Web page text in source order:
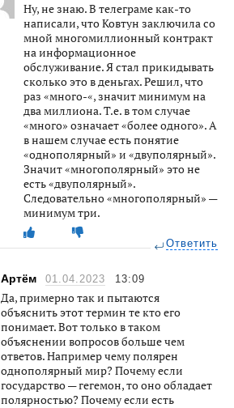
Ну, не знаю. В телеграме как-то
написали, что Ковтун заключила со
мной многомиллионный контракт
на информационное
обслуживание. Я стал прикидывать
сколько это в деньгах. Решил, что
раз «много-«, значит минимум на
два миллиона. Т.е. в том случае
«много» означает «более одного». А
в нашем случае есть понятие
«однополярный» и «двуполярный».
Значит «многополярный» это не
есть «двуполярный».
Следовательно «многополярный» —
минимум три.
Ответить
Артём 01.04.2023 13:09
Да, примерно так и пытаются
объяснить этот термин те кто его
понимает. Вот только в таком
объяснении вопросов больше чем
ответов. Например чему полярен
однополярный мир? Почему если
государство — гегемон, то оно обладает
полярностью? Почему если есть